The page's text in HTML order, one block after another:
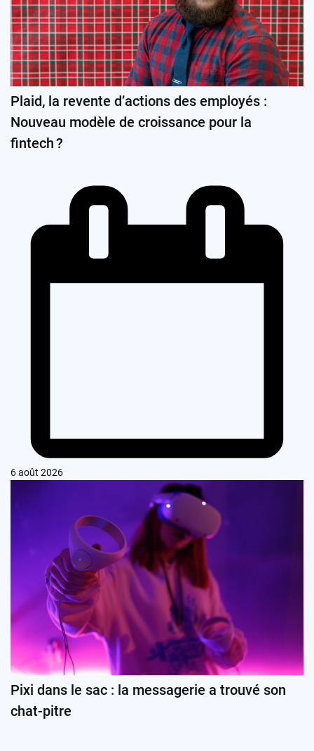
Plaid, la revente d’actions des employés :
Nouveau modèle de croissance pour la
fintech ?
6 août 2026
Pixi dans le sac : la messagerie a trouvé son
chat-pitre